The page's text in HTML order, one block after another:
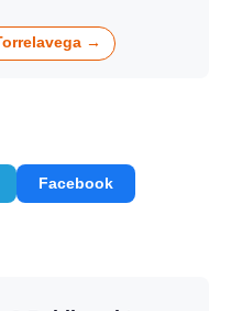
→
Facebook